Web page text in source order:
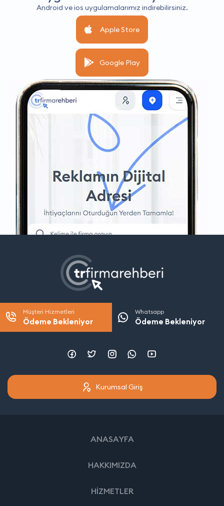
Android ve ios uygulamalarımız indirebilirsiniz.
Apple Store
Google Play
Müşteri Hizmetleri
Ödeme Bekleniyor
Whatsapp
Ödeme Bekleniyor
Kurumsal Giriş
ANASAYFA
HAKKIMIZDA
HİZMETLER